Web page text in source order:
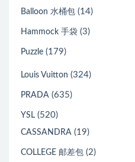
Balloon 水桶包 (14)
Hammock 手袋 (3)
Puzzle (179)
Louis Vuitton (324)
PRADA (635)
YSL (520)
CASSANDRA (19)
COLLEGE 邮差包 (2)